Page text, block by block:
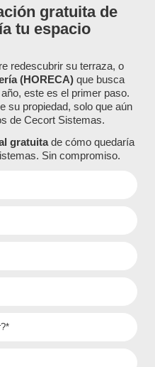
gratuita de
tu espacio
redescubrir su terraza, o
(HORECA)que busca
este es el primer paso.
su propiedad, solo que aún
de Cecort Sistemas.
gratuitade cómo quedaría
Sin compromiso.